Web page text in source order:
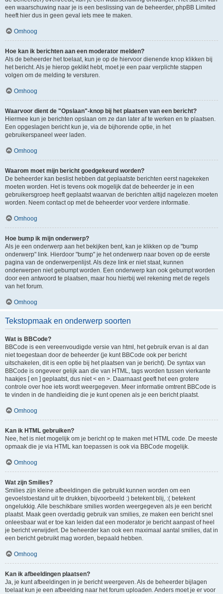
een waarschuwing naar je is een beslissing van de beheerder, phpBB Limited
heeft hier dus in geen geval iets mee te maken.
Omhoog
Hoe kan ik berichten aan een moderator melden?
Als de beheerder het toelaat, kun je op de hiervoor dienende knop klikken bij
het bericht. Als je hierop geklikt hebt, moet je een paar verplichte stappen
volgen om de melding te versturen.
Omhoog
Waarvoor dient de "Opslaan"-knop bij het plaatsen van een bericht?
Hiermee kun je berichten opslaan om ze dan later af te werken en te plaatsen.
Een opgeslagen bericht kun je, via de bijhorende optie, in het
gebruikerspaneel weer laden.
Omhoog
Waarom moet mijn bericht goedgekeurd worden?
De beheerder kan beslist hebben dat geplaatste berichten eerst nagekeken
moeten worden. Het is tevens ook mogelijk dat de beheerder je in een
gebruikersgroep heeft geplaatst waarvan de berichten altijd nagelezen moeten
worden. Neem contact op met de beheerder voor verdere informatie.
Omhoog
Hoe bump ik mijn onderwerp?
Als je een onderwerp aan het bekijken bent, kan je klikken op de "bump
onderwerp" link. Hierdoor "bump" je het onderwerp naar boven op de eerste
pagina van de onderwerpenlijst. Als deze link er niet staat, kunnen
onderwerpen niet gebumpt worden. Een onderwerp kan ook gebumpt worden
door een antwoord te plaatsen, maar hou hierbij wel rekening met de regels
van het forum.
Omhoog
Tekstopmaak en onderwerp soorten
Wat is BBCode?
BBCode is een vereenvoudigde versie van html, het gebruik ervan is al dan
niet toegestaan door de beheerder (je kunt BBCode ook per bericht
uitschakelen, dit is een optie bij het plaatsen van je bericht). De syntax van
BBCode is ongeveer gelijk aan die van HTML, tags worden tussen vierkante
haakjes [ en ] geplaatst, dus niet < en >. Daarnaast geeft het een grotere
controle over hoe iets wordt weergegeven. Meer informatie omtrent BBCode is
te vinden in de handleiding die je kunt openen als je een bericht plaatst.
Omhoog
Kan ik HTML gebruiken?
Nee, het is niet mogelijk om je bericht op te maken met HTML code. De meeste
opmaak die je via HTML kan toepassen is ook via BBCode mogelijk.
Omhoog
Wat zijn Smilies?
Smilies zijn kleine afbeeldingen die gebruikt kunnen worden om een
gevoelstoestand uit te drukken, bijvoorbeeld :) betekent blij, :( betekent
ongelukkig. Alle beschikbare smilies worden weergegeven als je een bericht
plaatst. Maak geen overdadig gebruik van smilies, ze maken een bericht snel
onleesbaar wat er toe kan leiden dat een moderator je bericht aanpast of heel
je bericht verwijdert. De beheerder kan ook een maximaal aantal smilies, dat in
een bericht gebruikt mag worden, bepaald hebben.
Omhoog
Kan ik afbeeldingen plaatsen?
Ja, je kunt afbeeldingen in je bericht weergeven. Als de beheerder bijlagen
toelaat kun je een afbeelding naar het forum uploaden. Anders moet je er voor